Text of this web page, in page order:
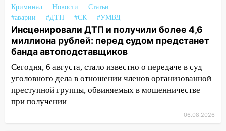
и шквал до 27 м/с
12:31 Ульяновец хотел купить иномарку
из Европы и потерял 760 тысяч рублей
12:20 В Чердаклинском районе
столкнулись «Лада» и Chevrolet:
пострадал 14-летний подросток
12:00 Где есть бензин в Ульяновске 7
августа: список АЗС
Криминал Новости
Статьи
#аварии
#ДТП #СК #УМВД
Инсценировали ДТП и получили более 4,6
миллиона рублей: перед судом предстанет
банда автоподставщиков
Сегодня, 6 августа, стало известно о передаче в суд
уголовного дела в отношении членов организованной
преступной группы, обвиняемых в мошенничестве
при получении
06.08.2026